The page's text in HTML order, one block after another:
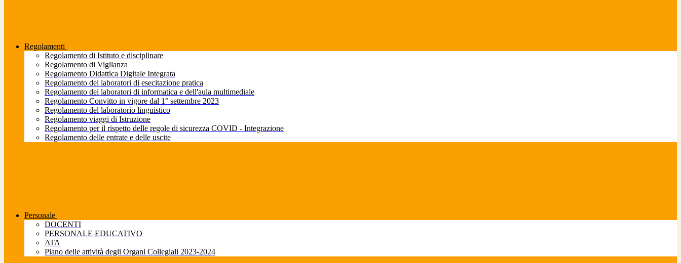
Regolamenti
Regolamento di Istituto e disciplinare
Regolamento di Vigilanza
Regolamento Didattica Digitale Integrata
Regolamento dei laboratori di esecitazione pratica
Regolamento dei laboratori di informatica e dell'aula multimediale
Regolamento Convitto in vigore dal 1° settembre 2023
Regolamento del laboratorio linguistico
Regolamento viaggi di Istruzione
Regolamento per il rispetto delle regole di sicurezza COVID - Integrazione
Regolamento delle entrate e delle uscite
Personale
DOCENTI
PERSONALE EDUCATIVO
ATA
Piano delle attività degli Organi Collegiali 2023-2024